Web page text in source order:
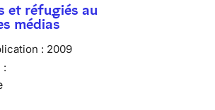
et réfugiés au
médias
: 2009
: